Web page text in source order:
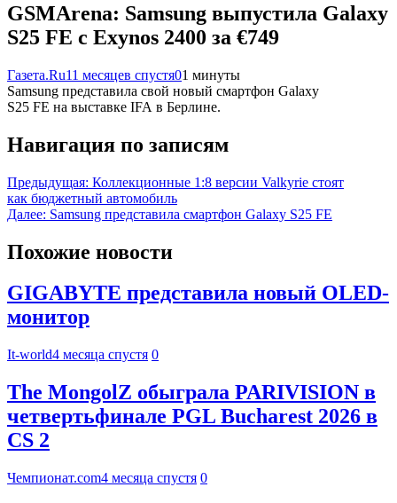
GSMArena: Samsung выпустила Galaxy
S25 FE с Exynos 2400 за €749
Газета.Ru11 месяцев спустя01 минуты
Samsung представила свой новый смартфон Galaxy
S25 FE на выставке IFA в Берлине.
Навигация по записям
Предыдущая: Коллекционные 1:8 версии Valkyrie стоят
как бюджетный автомобиль
Далее: Samsung представила смартфон Galaxy S25 FE
Похожие новости
GIGABYTE представила новый OLED-
монитор
It-world4 месяца спустя 0
The MongolZ обыграла PARIVISION в
четвертьфинале PGL Bucharest 2026 в
CS 2
Чемпионат.com4 месяца спустя 0